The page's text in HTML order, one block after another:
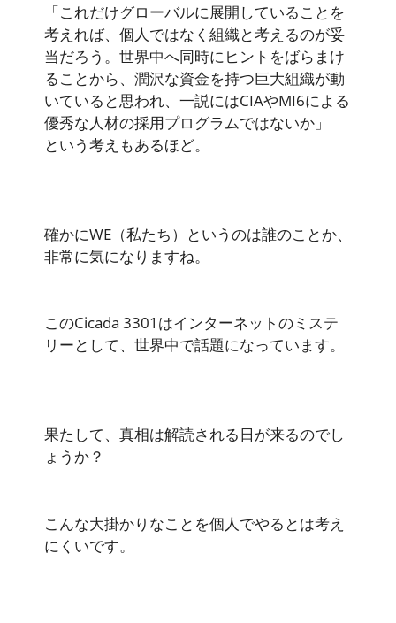
「これだけグローバルに展開していることを
考えれば、個人ではなく組織と考えるのが妥
当だろう。世界中へ同時にヒントをばらまけ
ることから、潤沢な資金を持つ巨大組織が動
いていると思われ、一説にはCIAやMI6による
優秀な人材の採用プログラムではないか」
という考えもあるほど。
確かにWE（私たち）というのは誰のことか、
非常に気になりますね。
このCicada 3301はインターネットのミステ
リーとして、世界中で話題になっています。
果たして、真相は解読される日が来るのでし
ょうか？
こんな大掛かりなことを個人でやるとは考え
にくいです。